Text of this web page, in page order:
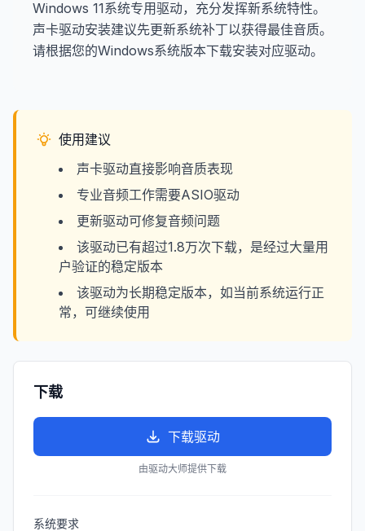
Windows 11系统专用驱动，充分发挥新系统特性。
声卡驱动安装建议先更新系统补丁以获得最佳音质。
请根据您的Windows系统版本下载安装对应驱动。
使用建议
声卡驱动直接影响音质表现
专业音频工作需要ASIO驱动
更新驱动可修复音频问题
该驱动已有超过1.8万次下载，是经过大量用
户验证的稳定版本
该驱动为长期稳定版本，如当前系统运行正
常，可继续使用
下载
下载驱动
由驱动大师提供下载
系统要求